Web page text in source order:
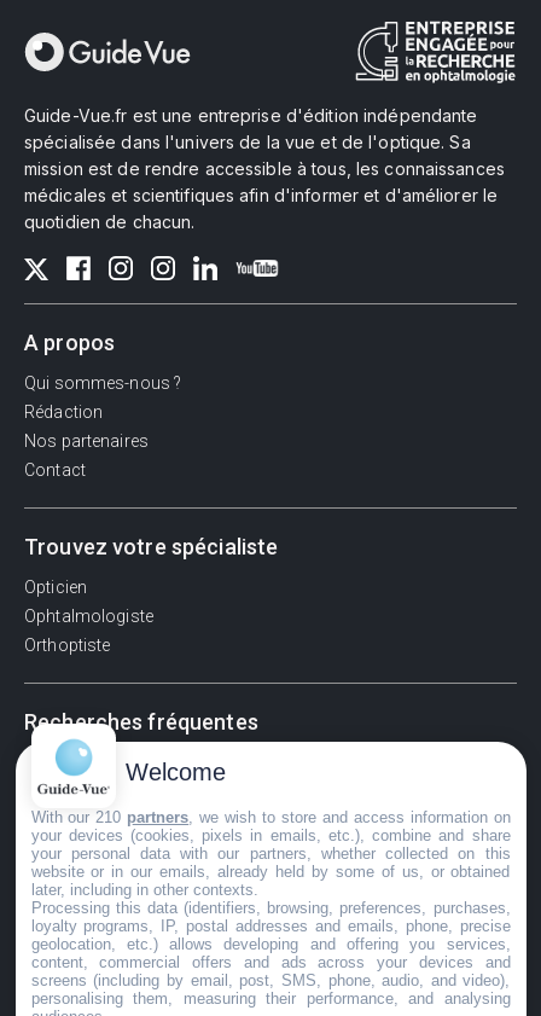
Guide-Vue.fr est une entreprise d'édition indépendante
spécialisée dans l'univers de la vue et de l'optique. Sa
mission est de rendre accessible à tous, les connaissances
médicales et scientifiques afin d'informer et d'améliorer le
quotidien de chacun.
A propos
Qui sommes-nous ?
Rédaction
Nos partenaires
Contact
Trouvez votre spécialiste
Opticien
Ophtalmologiste
Orthoptiste
Recherches fréquentes
Pathologies adultes
Signes d'une urgence ophtalmologique
La vision
Acuité visuelle
Myosis / mydriase
Œdème oculaire
©GuideVue2024
Welcome
With our 210 partners , we wish to store and access information on
your devices (cookies, pixels in emails, etc.), combine and share
your personal data with our partners, whether collected on this
website or in our emails, already held by some of us, or obtained
later, including in other contexts.
Processing this data (identifiers, browsing, preferences, purchases,
loyalty programs, IP, postal addresses and emails, phone, precise
geolocation, etc.) allows developing and offering you services,
content, commercial offers and ads across your devices and
screens (including by email, post, SMS, phone, audio, and video),
personalising them, measuring their performance, and analysing